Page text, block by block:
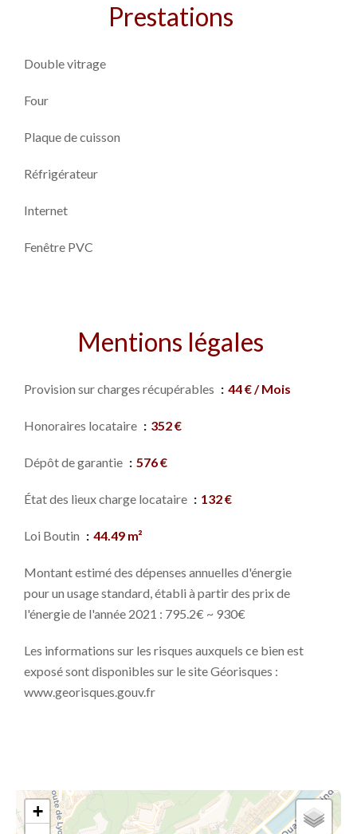
Prestations
Double vitrage
Four
Plaque de cuisson
Réfrigérateur
Internet
Fenêtre PVC
Mentions légales
Provision sur charges récupérables 44 € / Mois
Honoraires locataire 352 €
Dépôt de garantie 576 €
État des lieux charge locataire 132 €
Loi Boutin 44.49 m²
Montant estimé des dépenses annuelles d'énergie
pour un usage standard, établi à partir des prix de
l'énergie de l'année 2021 : 795.2€ ~ 930€
Les informations sur les risques auxquels ce bien est
exposé sont disponibles sur le site Géorisques :
www.georisques.gouv.fr
+